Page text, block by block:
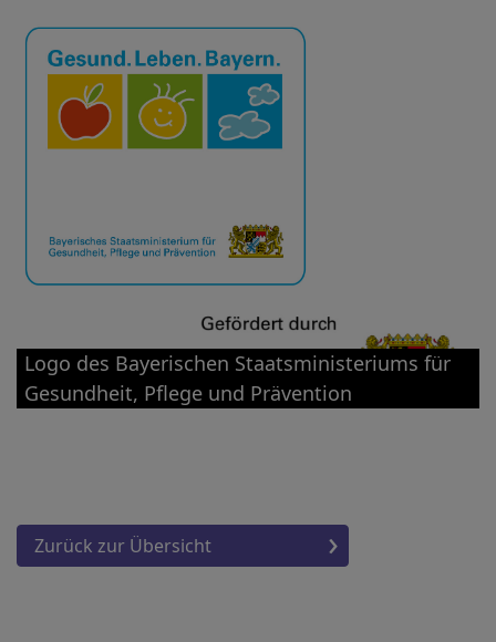
Logo des Bayerischen Staatsministeriums für
Gesundheit, Pflege und Prävention
Zurück zur Übersicht